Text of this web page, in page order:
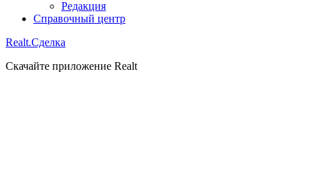
Редакция
Справочный центр
Realt.Сделка
Скачайте приложение Realt